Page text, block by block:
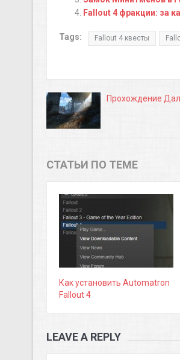
Fallout 4 фракции: за
Tags: Fallout 4 квесты
Прохождение
СТАТЬИ ПО ТЕМЕ
Как установить Automatron
Fallout 4
LEAVE A REPLY